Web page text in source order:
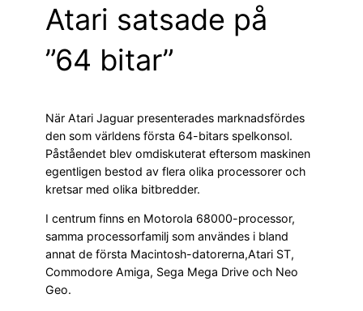
Atari satsade på
”64 bitar”
När Atari Jaguar presenterades marknadsfördes
den som världens första 64-bitars spelkonsol.
Påståendet blev omdiskuterat eftersom maskinen
egentligen bestod av flera olika processorer och
kretsar med olika bitbredder.
I centrum finns en Motorola 68000-processor,
samma processorfamilj som användes i bland
annat de första Macintosh-datorerna,Atari ST,
Commodore Amiga, Sega Mega Drive och Neo
Geo.